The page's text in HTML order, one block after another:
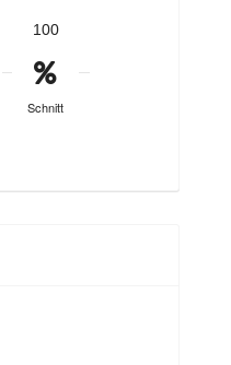
100
Schnitt